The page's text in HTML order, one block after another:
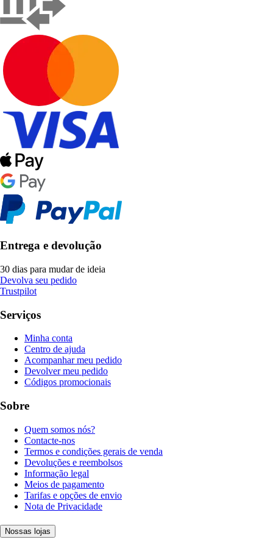
Entrega e devolução
30 dias para mudar de ideia
Devolva seu pedido
Trustpilot
Serviços
Minha conta
Centro de ajuda
Acompanhar meu pedido
Devolver meu pedido
Códigos promocionais
Sobre
Quem somos nós?
Contacte-nos
Termos e condições gerais de venda
Devoluções e reembolsos
Informação legal
Meios de pagamento
Tarifas e opções de envio
Nota de Privacidade
Nossas lojas